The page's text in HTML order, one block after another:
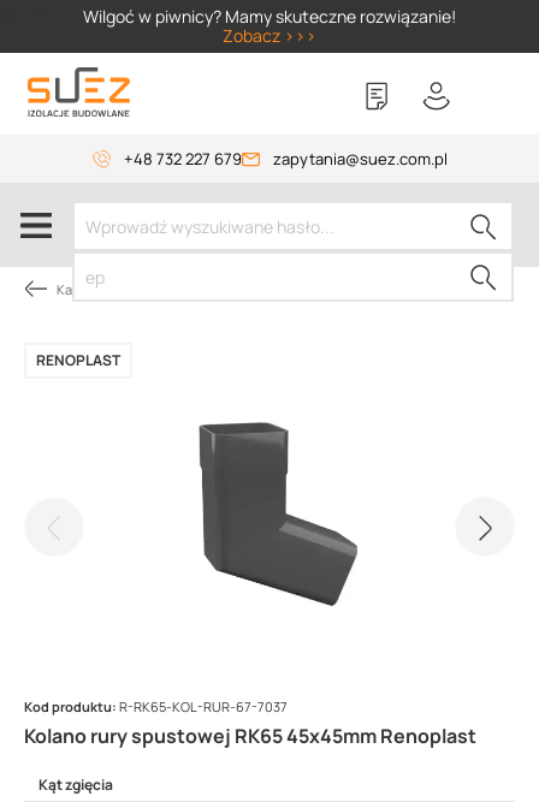
Wilgoć w piwnicy? Mamy skuteczne rozwiązanie!
Zobacz >>>
+48 732 227 679 zapytania@suez.com.pl
Kategorie produktów
Kolano rury spustowej RK65 45x45mm Renoplast
RENOPLAST
Kod produktu: R-RK65-KOL-RUR-67-7037
Kąt zgięcia